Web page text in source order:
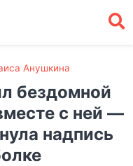
Анушкина
бездомной
с ней —
надпись